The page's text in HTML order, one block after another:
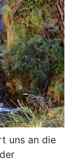
uns an die